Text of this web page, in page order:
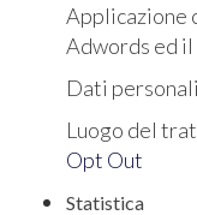
Applicazione
Adwords ed
Dati
Luogo del
Opt Out
Statistica